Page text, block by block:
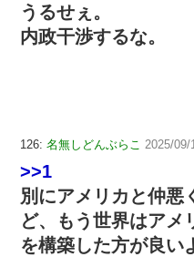
うるせぇ。
内政干渉するな。
126: 名無しどんぶらこ 2025/09/
>>1
別にアメリカと仲悪
ど、もう世界はアメ
を構築した方が良い